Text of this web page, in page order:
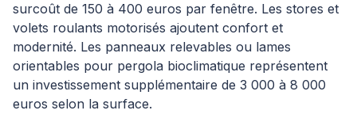
surcoût de 150 à 400 euros par fenêtre. Les stores et
volets roulants motorisés ajoutent confort et
modernité. Les panneaux relevables ou lames
orientables pour pergola bioclimatique représentent
un investissement supplémentaire de 3 000 à 8 000
euros selon la surface.